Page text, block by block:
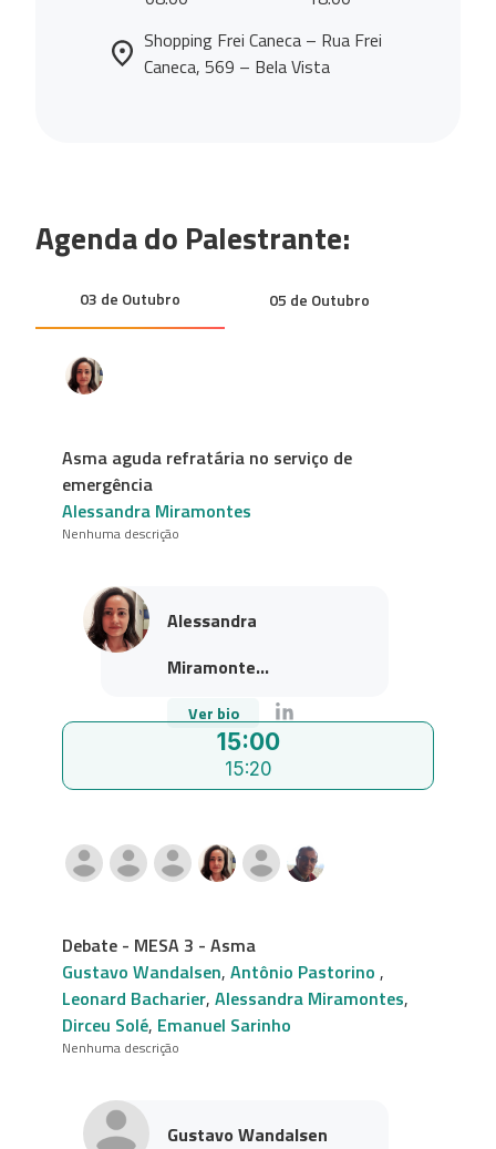
Shopping Frei Caneca – Rua Frei
Caneca, 569 – Bela Vista
Agenda do Palestrante:
03 de Outubro 05 de Outubro
15:00
15:20
Asma aguda refratária no serviço de
emergência
Alessandra Miramontes
Nenhuma descrição
Alessandra
Miramonte...
Ver bio
Debate - MESA 3 - Asma
Gustavo Wandalsen, Antônio Pastorino ,
Leonard Bacharier, Alessandra Miramontes,
Dirceu Solé, Emanuel Sarinho
Nenhuma descrição
Gustavo Wandalsen